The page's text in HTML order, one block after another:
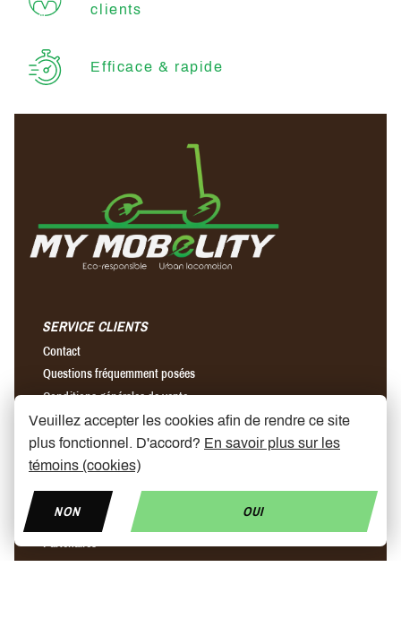
clients
Efficace & rapide
SERVICE CLIENTS
Contact
Questions fréquemment posées
Conditions générales de vente
Envois & retours
A PROPOS DE NOUS
Magasins
Partenaires
News
Veuillez accepter les cookies afin de rendre ce site
plus fonctionnel. D'accord? En savoir plus sur les
témoins (cookies)
NON OUI